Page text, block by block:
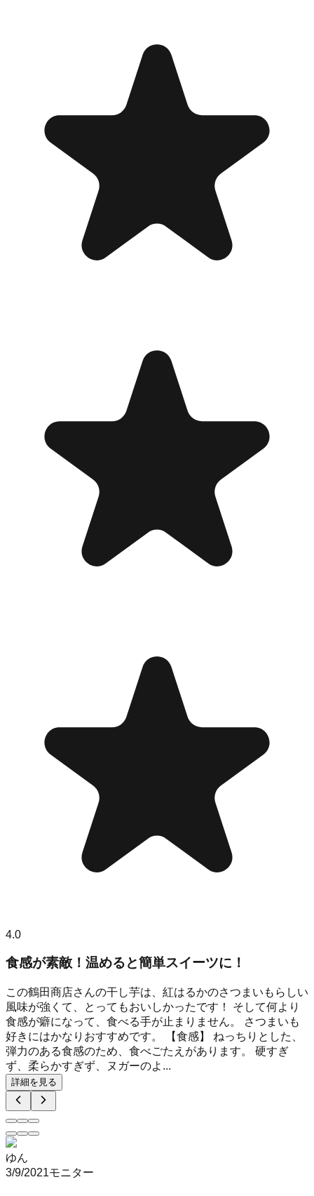
4.0
食感が素敵！温めると簡単スイーツに！
この鶴田商店さんの干し芋は、紅はるかのさつまいもらしい
風味が強くて、とってもおいしかったです！ そして何より
食感が癖になって、食べる手が止まりません。 さつまいも
好きにはかなりおすすめです。 【食感】 ねっちりとした、
弾力のある食感のため、食べごたえがあります。 硬すぎ
ず、柔らかすぎず、ヌガーのよ...
詳細を見る
ゆん
3/9/2021モニター